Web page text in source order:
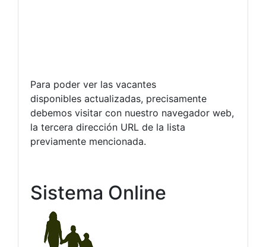
Para poder ver las vacantes
disponibles actualizadas, precisamente
debemos visitar con nuestro navegador web,
la tercera dirección URL de la lista
previamente mencionada.
Sistema Online